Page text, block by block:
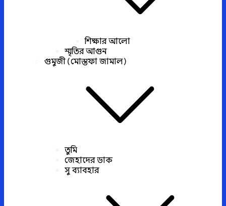
শিক্ষার আলো
স্মৃতির আগুন
গুমুজী (মোস্তফা জামাল)
তুমি
জেহাদের ডাক
সু ব্যাবহার